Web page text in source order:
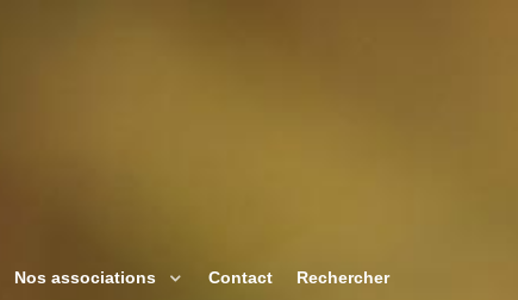
Nos associations Contact Rechercher